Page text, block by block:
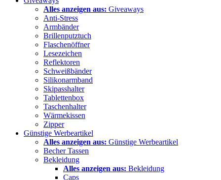
Alles anzeigen aus: Giveaways
Anti-Stress
Armbänder
Brillenputztuch
Flaschenöffner
Lesezeichen
Reflektoren
Schweißbänder
Silikonarmband
Skipasshalter
Tablettenbox
Taschenhalter
Wärmekissen
Zipper
Günstige Werbeartikel
Alles anzeigen aus: Günstige Werbeartikel
Becher Tassen
Bekleidung
Alles anzeigen aus: Bekleidung
Caps